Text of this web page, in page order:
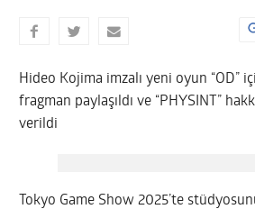
Hideo Kojima imzalı yeni oyun “OD”
fragman paylaşıldı ve “PHYSINT”
verildi
Tokyo Game Show 2025’te